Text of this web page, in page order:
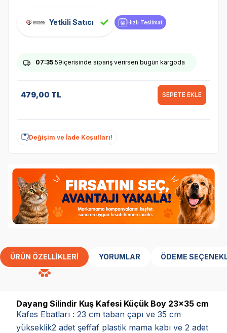
Yetkili Satıcı Hızlı Teslimat
07:35:59içerisinde sipariş verirsen bugün kargoda
479,00 TL SEPETE EKLE
Değişim ve İade Koşulları!
ÜRÜN ÖZELLIKLERI YORUMLAR ÖDEME
Dayang Silindir Kuş Kafesi Küçük Boy 23x35 cm
Kafes Ebatları : 23 cm taban çapı ve 35 cm
yükseklik2 adet şeffaf plastik mama kabı ve 2 adet